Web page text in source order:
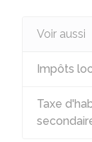
Voir aussi
Impôts
Taxe